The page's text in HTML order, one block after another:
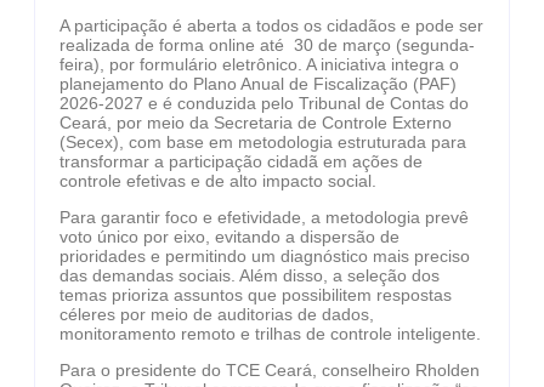
A participação é aberta a todos os cidadãos e pode ser
realizada de forma online até 30 de março (segunda-
feira), por formulário eletrônico. A iniciativa integra o
planejamento do Plano Anual de Fiscalização (PAF)
2026-2027 e é conduzida pelo Tribunal de Contas do
Ceará, por meio da Secretaria de Controle Externo
(Secex), com base em metodologia estruturada para
transformar a participação cidadã em ações de
controle efetivas e de alto impacto social.
Para garantir foco e efetividade, a metodologia prevê
voto único por eixo, evitando a dispersão de
prioridades e permitindo um diagnóstico mais preciso
das demandas sociais. Além disso, a seleção dos
temas prioriza assuntos que possibilitem respostas
céleres por meio de auditorias de dados,
monitoramento remoto e trilhas de controle inteligente.
Para o presidente do TCE Ceará, conselheiro Rholden